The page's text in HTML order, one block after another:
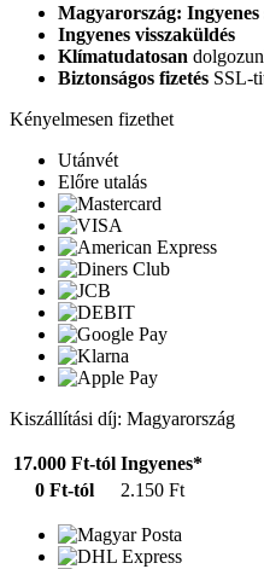
Magyarország:
Ingyenes visszaküldés
Klímatudatosan
Biztonságos fizetés SSL-
Kényelmesen fizethet
Utánvét
Előre utalás
Kiszállítási díj: Magyarország
17.000 Ft-tól Ingyenes*
0 Ft-tól
2.150 Ft